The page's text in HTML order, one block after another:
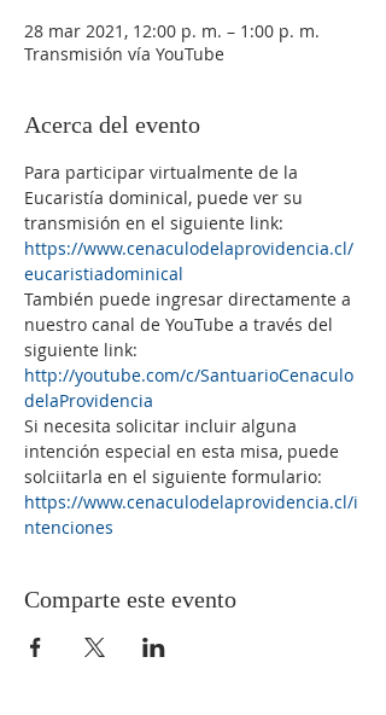
28 mar 2021, 12:00 p. m. – 1:00 p. m.
Transmisión vía YouTube
Acerca del evento
Para participar virtualmente de la
Eucaristía dominical, puede ver su
transmisión en el siguiente link:
https://www.cenaculodelaprovidencia.cl/
eucaristiadominical
También puede ingresar directamente a
nuestro canal de YouTube a través del
siguiente link:
http://youtube.com/c/SantuarioCenaculo
delaProvidencia
Si necesita solicitar incluir alguna
intención especial en esta misa, puede
solciitarla en el siguiente formulario:
https://www.cenaculodelaprovidencia.cl/i
ntenciones
Comparte este evento